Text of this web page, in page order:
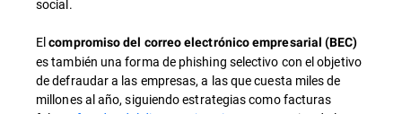
social.
Elcompromiso del correo electrónico empresarial (BEC)
es también una forma de phishing selectivo con el objetivo
de defraudar a las empresas, a las que cuesta miles de
millones al año, siguiendo estrategias como facturas